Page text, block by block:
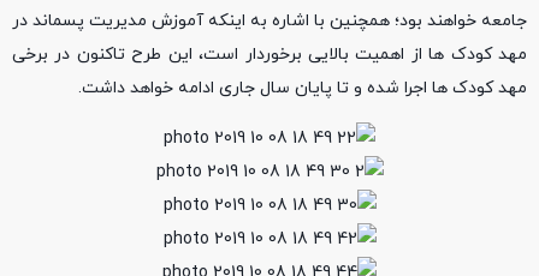
جامعه خواهند بود؛ همچنین با اشاره به اینکه آموزش مدیریت پسماند در
مهد کودک ها از اهمیت بالایی برخوردار است، این طرح تاکنون در برخی
مهد کودک ها اجرا شده و تا پایان سال جاری ادامه خواهد داشت.